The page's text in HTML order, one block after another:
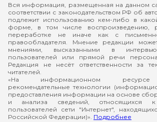
Вся информация, размещенная на данном
соответствии с законодательством РФ об
подлежит использованию кем-либо в
форме, в том числе воспроизведению,
переработке не иначе как с
правообладателя. Мнение редакции
мнениями, высказанными в
пользователей или прямой речи
Редакция не несёт ответственности за
читателей.
«На информационном ресурсе
рекомендательные технологии
предоставления информации на основе
и анализа сведений, относящихся к
пользователей сети "Интернет",
Российской Федерации)». Подробнее